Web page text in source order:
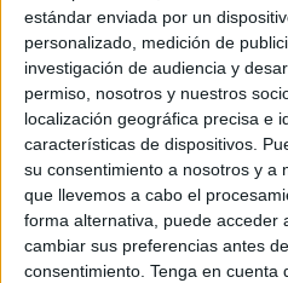
estándar enviada por un
personalizado, medición de
investigación de audiencia y
permiso, nosotros y nuestros
localización geográfica precisa e
características de dispositivos.
su consentimiento a nosotros y a
que llevemos a cabo el
forma alternativa, puede acceder
cambiar sus preferencias antes
consentimiento. Tenga en cuenta
marcades per ara. La
quatre hores el 7 d'agost.
tard, el dia 14, han
hores. "A partir d'aquí
vaga de més dies o
segons ha anunciat
de la direcció, només
possibilitat de diàleg",